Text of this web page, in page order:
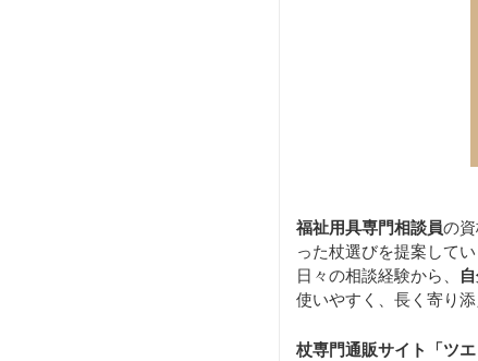
福祉用具専門相談員の
った杖選びを提案してい
日々の相談経験から、
使いやすく、長く寄り
杖専門通販サイト「ツエ